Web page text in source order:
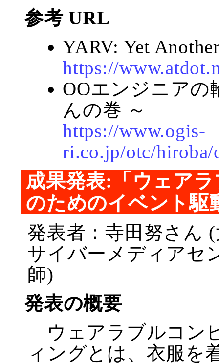
参考 URL
YARV: Yet
https://
OOエンジニアの
んの巻 ～
https://www.ogis-
ri.co.jp/otc/
成果発表:「ウェア
のためのイベント駆
発表者：寺田努さん
サイバーメディアセ
師)
発表の概要
ウェアラブルコン
ィングとは、衣服を